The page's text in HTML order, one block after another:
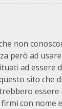
non
però ad
ad essere
sito che
con nome